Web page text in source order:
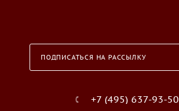
ПОДПИСАТЬСЯ НА РАССЫЛКУ
+7 (495) 637-93-50